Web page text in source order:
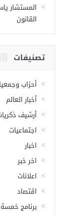
المستشار
القانون
تصنيفات
أحزاب
أخبار العالم
أرشيف
اجتماعيات
اخبار
اخر خبر
اعلانات
اقتصاد
برنامج